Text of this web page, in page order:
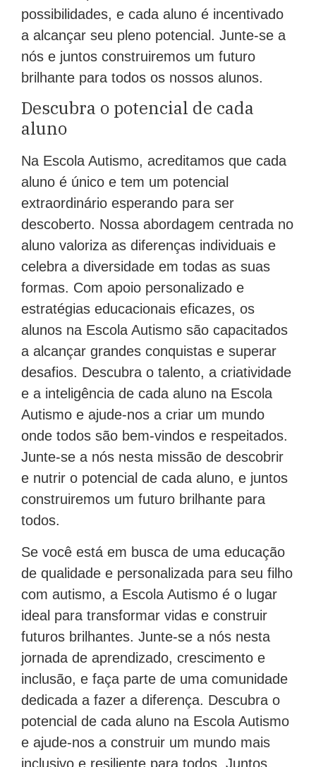
possibilidades, e cada aluno é incentivado
a alcançar seu pleno potencial. Junte-se a
nós e juntos construiremos um futuro
brilhante para todos os nossos alunos.
Descubra o potencial de cada
aluno
Na Escola Autismo, acreditamos que cada
aluno é único e tem um potencial
extraordinário esperando para ser
descoberto. Nossa abordagem centrada no
aluno valoriza as diferenças individuais e
celebra a diversidade em todas as suas
formas. Com apoio personalizado e
estratégias educacionais eficazes, os
alunos na Escola Autismo são capacitados
a alcançar grandes conquistas e superar
desafios. Descubra o talento, a criatividade
e a inteligência de cada aluno na Escola
Autismo e ajude-nos a criar um mundo
onde todos são bem-vindos e respeitados.
Junte-se a nós nesta missão de descobrir
e nutrir o potencial de cada aluno, e juntos
construiremos um futuro brilhante para
todos.
Se você está em busca de uma educação
de qualidade e personalizada para seu filho
com autismo, a Escola Autismo é o lugar
ideal para transformar vidas e construir
futuros brilhantes. Junte-se a nós nesta
jornada de aprendizado, crescimento e
inclusão, e faça parte de uma comunidade
dedicada a fazer a diferença. Descubra o
potencial de cada aluno na Escola Autismo
e ajude-nos a construir um mundo mais
inclusivo e resiliente para todos. Juntos,